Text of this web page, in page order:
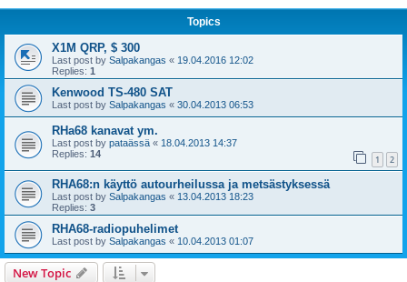
Topics
X1M QRP, $ 300
Last post by Salpakangas « 19.04.2016 12:02
Replies: 1
Kenwood TS-480 SAT
Last post by Salpakangas « 30.04.2013 06:53
RHa68 kanavat ym.
Last post by pataässä « 18.04.2013 14:37
Replies: 14 1 2
RHA68:n käyttö autourheilussa ja metsästyksessä
Last post by Salpakangas « 13.04.2013 18:23
Replies: 3
RHA68-radiopuhelimet
Last post by Salpakangas « 10.04.2013 01:07
New Topic